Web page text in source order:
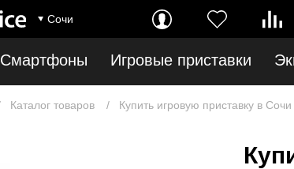
Сочи
Смартфоны Игровые приставки
Каталог товаров Купить игровую приставку в Сочи